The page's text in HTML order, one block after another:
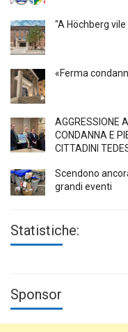
“A Höchberg
«Ferma
AGGRESSIONE
CONDANNA E
CITTADINI
Scendono
grandi eventi
Statistiche:
Sponsor